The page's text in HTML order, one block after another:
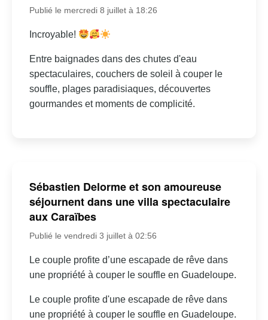
Publié le mercredi 8 juillet à 18:26
Incroyable!
Entre baignades dans des chutes d'eau
spectaculaires, couchers de soleil à couper le
souffle, plages paradisiaques, découvertes
gourmandes et moments de complicité.
Sébastien Delorme et son amoureuse
séjournent dans une villa spectaculaire
aux Caraïbes
Publié le vendredi 3 juillet à 02:56
Le couple profite d’une escapade de rêve dans
une propriété à couper le souffle en Guadeloupe.
Le couple profite d'une escapade de rêve dans
une propriété à couper le souffle en Guadeloupe.